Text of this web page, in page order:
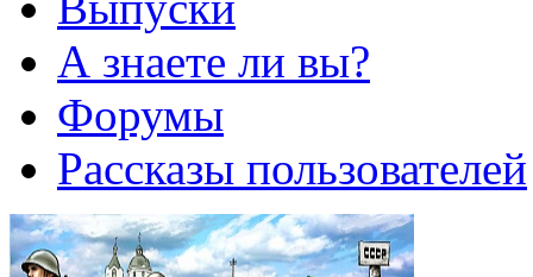
А знаете ли вы?
Форумы
Рассказы пользователей